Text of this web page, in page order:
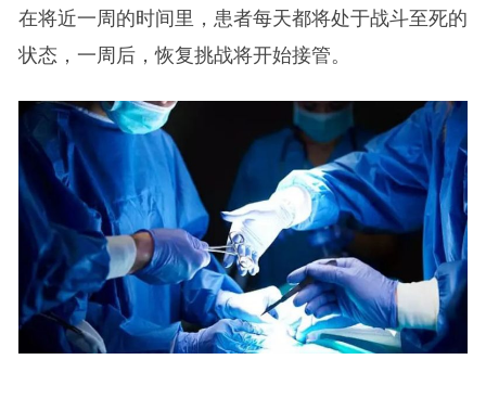
在将近一周的时间里，患者每天都将处于战斗至死的
状态，一周后，恢复挑战将开始接管。